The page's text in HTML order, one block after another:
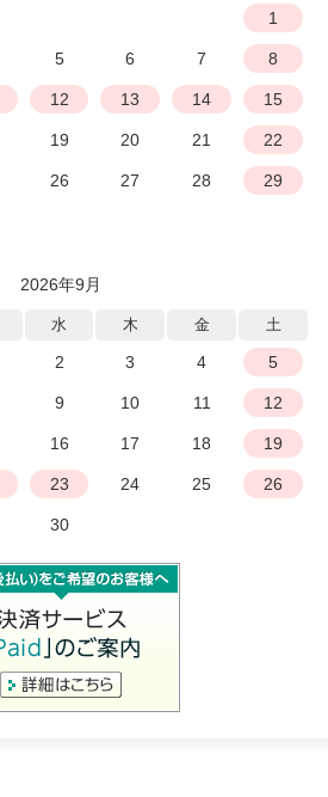
1
5 6 7 8
12 13 14 15
19 20 21 22
26 27 28 29
2026年9月
水 木 金 土
2 3 4 5
9 10 11 12
16 17 18 19
23 24 25 26
30